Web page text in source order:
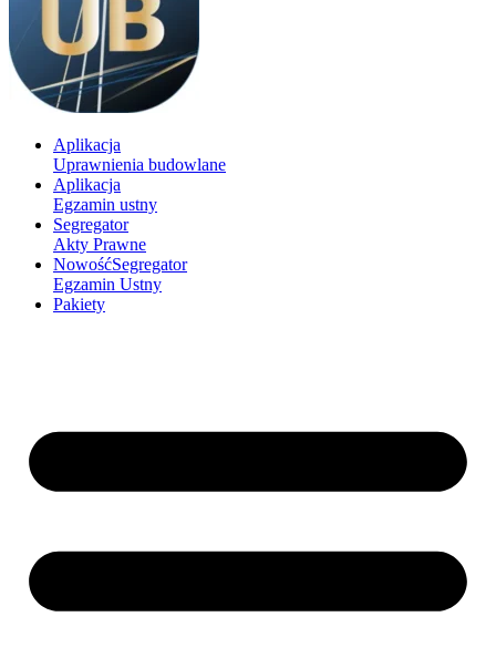
Aplikacja
Uprawnienia budowlane
Aplikacja
Egzamin ustny
Segregator
Akty Prawne
NowośćSegregator
Egzamin Ustny
Pakiety